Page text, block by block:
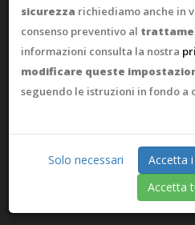
sicurezza richiediamo anche in
consenso preventivo al
informazioni consulta la nostra
modificare queste
seguendo le istruzioni in fondo a
Solo necessari Accetta
Accetta